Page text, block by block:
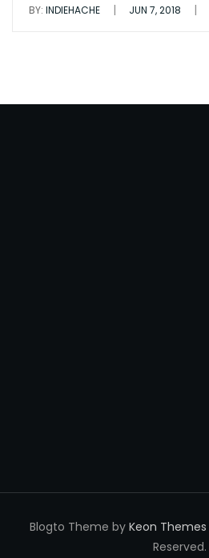
BY: INDIEHACHE | JUN 7, 2018 |
Blogto Theme by Keon Themes
Reserved.